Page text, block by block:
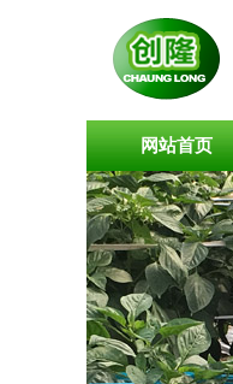
网站首页